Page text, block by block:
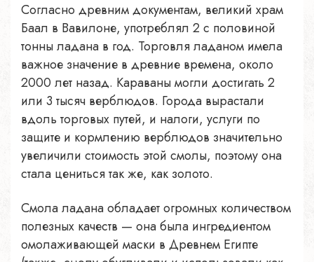
Согласно древним документам, великий храм
Баал в Вавилоне, употреблял 2 с половиной
тонны ладана в год. Торговля ладаном имела
важное значение в древние времена, около
2000 лет назад. Караваны могли достигать 2
или 3 тысяч верблюдов. Города вырастали
вдоль торговых путей, и налоги, услуги по
защите и кормлению верблюдов значительно
увеличили стоимость этой смолы, поэтому она
стала цениться так же, как золото.
Смола ладана обладает огромных количеством
полезных качеств — она была ингредиентом
омолаживающей маски в Древнем Египте